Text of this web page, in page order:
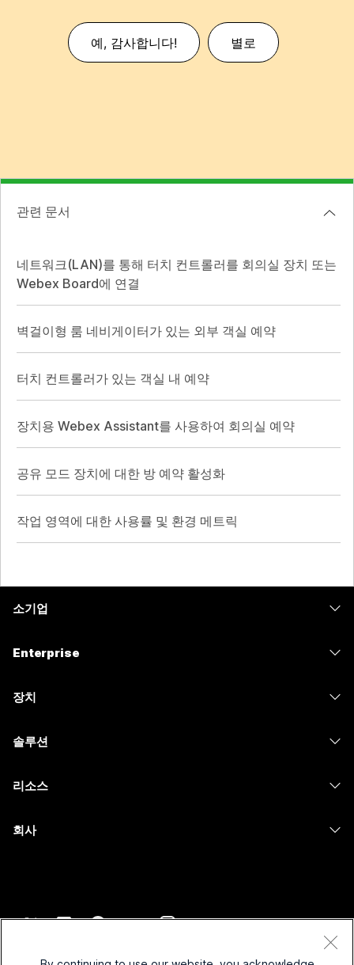
예, 감사합니다! 별로
관련 문서
네트워크(LAN)를 통해 터치 컨트롤러를 회의실 장치 또는
Webex Board에 연결
벽걸이형 룸 네비게이터가 있는 외부 객실 예약
터치 컨트롤러가 있는 객실 내 예약
장치용 Webex Assistant를 사용하여 회의실 예약
공유 모드 장치에 대한 방 예약 활성화
작업 영역에 대한 사용률 및 환경 메트릭
소기업
Enterprise
보안
장치
솔루션
리소스
회사
영업팀에 문의